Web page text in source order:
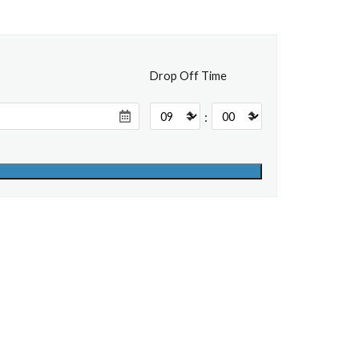
Drop Off Time
: